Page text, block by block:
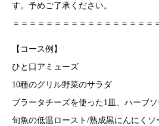
す。予めご了承ください。
＝＝＝＝＝＝＝＝＝＝＝＝＝＝＝＝＝
【コース例】
ひと口アミューズ
10種のグリル野菜のサラダ
ブラータチーズを使った1皿、ハーブソ
旬魚の低温ロースト/熟成黒にんにくソ